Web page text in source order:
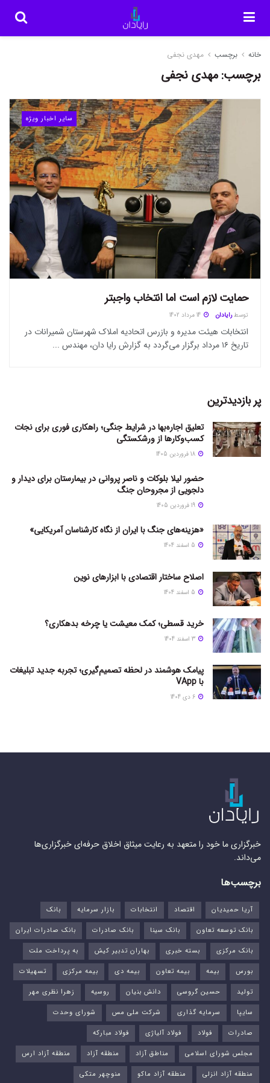
خانه برچسب مهدی نجفی
برچسب:مهدی نجفی
سایر اخبار ویژه
حمایت لازم است اما انتخاب واجبتر
توسط رایادان
انتخابات هیئت مدیره و بازرس اتحادیه املاک شهرستان شمیرانات در
تاریخ ۱۶ مرداد برگزار می‌گردد به گزارش رایا دان، مهندس ...
پر بازدیدترین
تعلیق اجاره‌بها در شرایط جنگی؛ راهکاری فوری برای نجات
کسب‌وکارها از ورشکستگی
حضور لیلا بلوکات و ناصر پروانی در بیمارستان برای دیدار و
دلجویی از مجروحان جنگ
«هزینه‌های جنگ با ایران از نگاه کارشناسان آمریکایی»
اصلاح ساختار اقتصادی با ابزارهای نوین
خرید قسطی؛ کمک معیشت یا چرخه بدهکاری؟
پیامک هوشمند در لحظه تصمیم‌گیری؛ تجربه جدید تبلیغات
با VApp
خبرگزاری ما خود را متعهد به رعایت میثاق اخلاق حرفه‌ای خبرگزاری‌ها
می‌داند.
برچسب‌ها
آریا حمیدیان اقتصاد انتخابات بازار سرمایه
بانک
بانک توسعه تعاون
بانک سینا بانک صادرات
بانک صادرات ایران
بانک مرکزی
بسته خبری بهاران تدبیر کیش
به پرداخت ملت
بورس‌
بیمه بیمه تعاون بیمه دی بیمه مرکزی
تسهیلات
تولید
حسین گروسی دانش بنیان روسیه
زهرا نظری مهر
سایپا
سرمایه گذاری شرکت ملی مس
شورای وحدت
صادرات
فولاد فولاد آلیاژی
فولاد مبارکه
مجلس شورای اسلامی
مناطق آزاد منطقه آزاد
منطقه آزاد ارس
منطقه آزاد انزلی
منطقه آزاد ماکو منوچهر متکی